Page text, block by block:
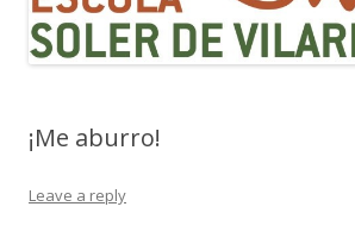
¡Me aburro!
Leave a reply